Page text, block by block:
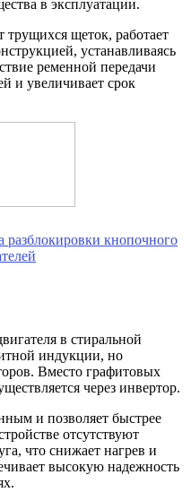
в эксплуатации.
щеток, работает
устанавливаясь
ременной передачи
и увеличивает срок
разблокировки кнопочного
в стиральной
индукции, но
Вместо графитовых
через инвертор.
и позволяет быстрее
отсутствуют
что снижает нагрев и
высокую надежность